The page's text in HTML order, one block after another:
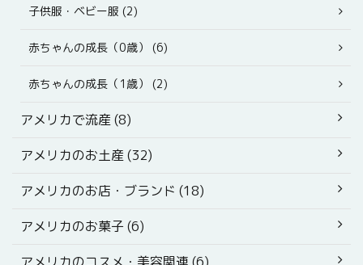
子供服・ベビー服 (2)
赤ちゃんの成長（0歳） (6)
赤ちゃんの成長（1歳） (2)
アメリカで流産 (8)
アメリカのお土産 (32)
アメリカのお店・ブランド (18)
アメリカのお菓子 (6)